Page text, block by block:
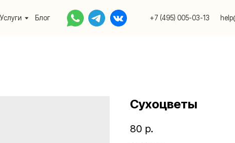
+7 (495) 005-03-13
Блог help@upakovali.online
Сухоцветы
80 р.